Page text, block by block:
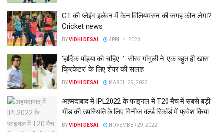
GT की प्लेइंग इलेवन में केन विलियमसन की जगह कौन लेगा?
Cricket news
BYVIDHI DESAI APRIL 4, 2023
‘हार्दिक पांड्या को चाहिए…’: सौरव गांगुली ने ‘एक बहुत ही खास
क्रिकेटर’ के लिए शेयर की सलाह
BYVIDHI DESAI MARCH 29, 2023
अहमदाबाद में IPL2022 के फाइनल में T20 मैच में सबसे बड़ी
भीड़ की उपस्थिति के लिए गिनीज वर्ल्ड रिकॉर्ड में प्रवेश किया
BYVIDHI DESAI NOVEMBER 29, 2022